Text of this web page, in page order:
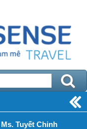
getaddrinfo failed:
: eval()'d code
exe-
failure in name
Ms. Tuyết Chinh